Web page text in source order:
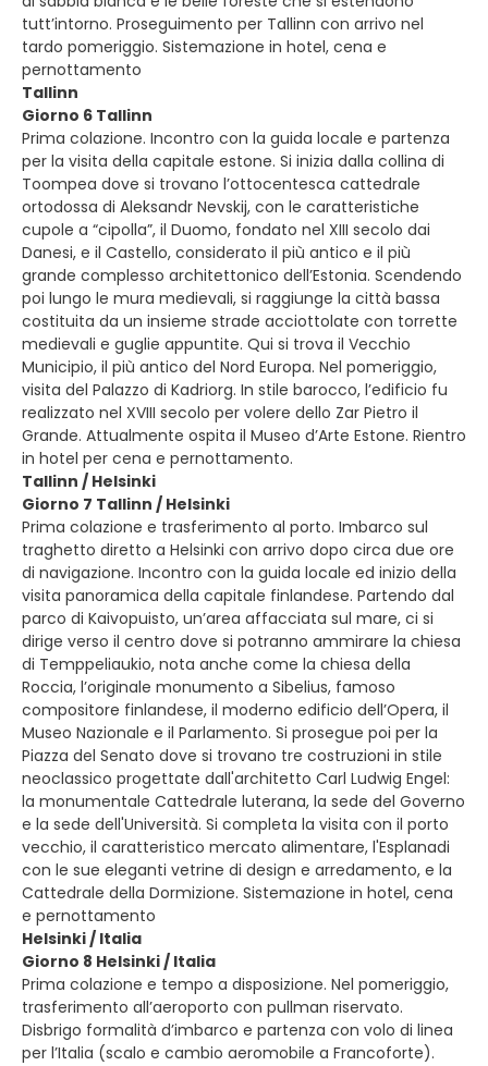
tutt’intorno. Proseguimento per Tallinn con arrivo nel
tardo pomeriggio. Sistemazione in hotel, cena e
pernottamento
Tallinn
Giorno 6 Tallinn
Prima colazione. Incontro con la guida locale e partenza
per la visita della capitale estone. Si inizia dalla collina di
Toompea dove si trovano l’ottocentesca cattedrale
ortodossa di Aleksandr Nevskij, con le caratteristiche
cupole a “cipolla”, il Duomo, fondato nel XIII secolo dai
Danesi, e il Castello, considerato il più antico e il più
grande complesso architettonico dell’Estonia. Scendendo
poi lungo le mura medievali, si raggiunge la città bassa
costituita da un insieme strade acciottolate con torrette
medievali e guglie appuntite. Qui si trova il Vecchio
Municipio, il più antico del Nord Europa. Nel pomeriggio,
visita del Palazzo di Kadriorg. In stile barocco, l’edificio fu
realizzato nel XVIII secolo per volere dello Zar Pietro il
Grande. Attualmente ospita il Museo d’Arte Estone. Rientro
in hotel per cena e pernottamento.
Tallinn / Helsinki
Giorno 7 Tallinn / Helsinki
Prima colazione e trasferimento al porto. Imbarco sul
traghetto diretto a Helsinki con arrivo dopo circa due ore
di navigazione. Incontro con la guida locale ed inizio della
visita panoramica della capitale finlandese. Partendo dal
parco di Kaivopuisto, un’area affacciata sul mare, ci si
dirige verso il centro dove si potranno ammirare la chiesa
di Temppeliaukio, nota anche come la chiesa della
Roccia, l’originale monumento a Sibelius, famoso
compositore finlandese, il moderno edificio dell’Opera, il
Museo Nazionale e il Parlamento. Si prosegue poi per la
Piazza del Senato dove si trovano tre costruzioni in stile
neoclassico progettate dall'architetto Carl Ludwig Engel:
la monumentale Cattedrale luterana, la sede del Governo
e la sede dell'Università. Si completa la visita con il porto
vecchio, il caratteristico mercato alimentare, l'Esplanadi
con le sue eleganti vetrine di design e arredamento, e la
Cattedrale della Dormizione. Sistemazione in hotel, cena
e pernottamento
Helsinki / Italia
Giorno 8 Helsinki / Italia
Prima colazione e tempo a disposizione. Nel pomeriggio,
trasferimento all’aeroporto con pullman riservato.
Disbrigo formalità d’imbarco e partenza con volo di linea
per l’Italia (scalo e cambio aeromobile a Francoforte).